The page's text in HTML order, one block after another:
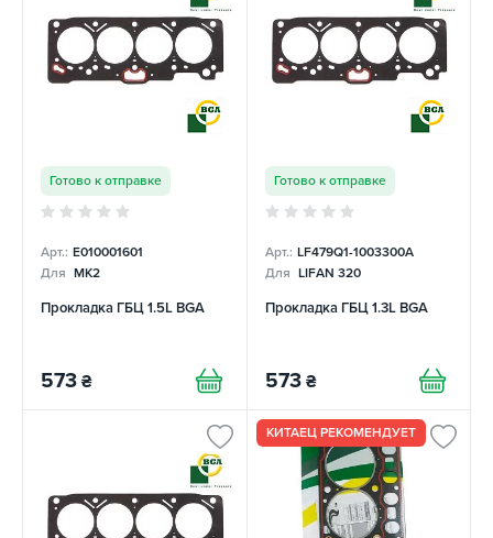
Готово к отправке
Арт.: E010001601
Для MK2
Прокладка ГБЦ 1.5L BGA
573 ₴
Готово к отправке
Арт.: LF479Q1-1003300A
Для LIFAN 320
Прокладка ГБЦ 1.3L BGA
573 ₴
КИТАЕЦ РЕКОМЕНДУЕТ